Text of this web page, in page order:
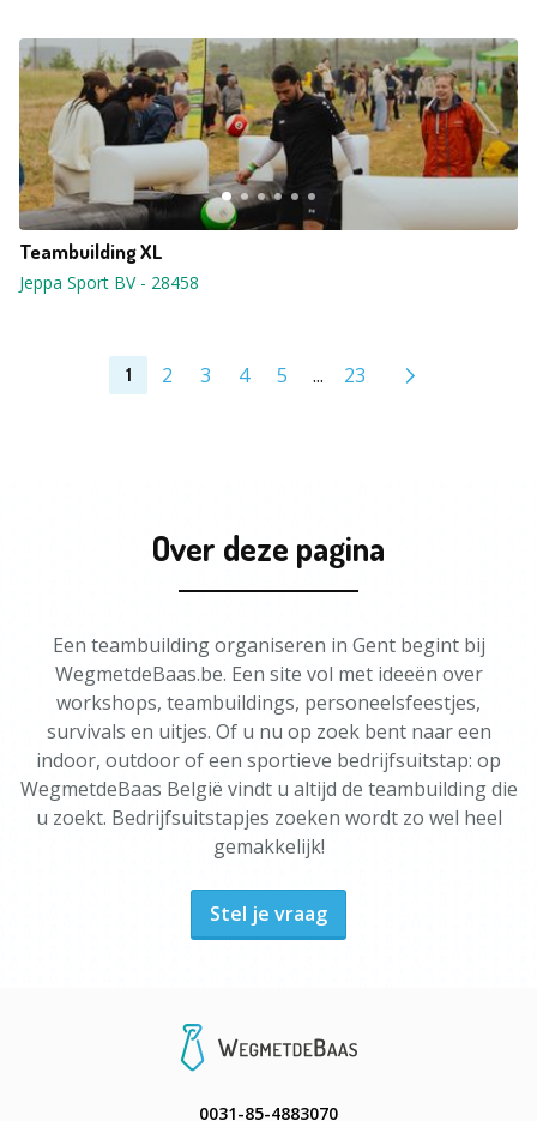
Teambuilding XL
Jeppa Sport BV- 28458
1 2 3 4 5 ... 23
Over deze pagina
Een teambuilding organiseren in Gent begint bij
WegmetdeBaas.be. Een site vol met ideeën over
workshops, teambuildings, personeelsfeestjes,
survivals en uitjes. Of u nu op zoek bent naar een
indoor, outdoor of een sportieve bedrijfsuitstap: op
WegmetdeBaas België vindt u altijd de teambuilding die
u zoekt. Bedrijfsuitstapjes zoeken wordt zo wel heel
gemakkelijk!
Stel je vraag
0031-85-4883070